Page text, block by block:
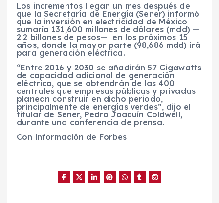
Los incrementos llegan un mes después de
que la Secretaría de Energía (Sener) informó
que la inversión en electricidad de México
sumaría 131,600 millones de dólares (mdd) —
2.2 billones de pesos— en los próximos 15
años, donde la mayor parte (98,686 mdd) irá
para generación eléctrica.
“Entre 2016 y 2030 se añadirán 57 Gigawatts
de capacidad adicional de generación
eléctrica, que se obtendrán de las 400
centrales que empresas públicas y privadas
planean construir en dicho periodo,
principalmente de energías verdes”, dijo el
titular de Sener, Pedro Joaquín Coldwell,
durante una conferencia de prensa.
Con información de Forbes